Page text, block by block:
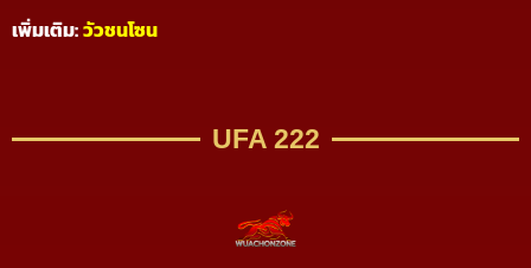
เพิ่มเติม:วัวชนโซน
UFA 222